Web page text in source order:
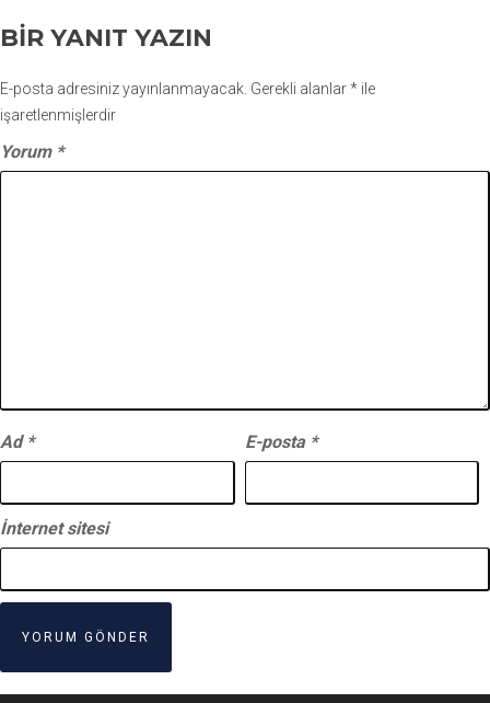
BIR YANIT YAZIN
E-posta adresiniz yayınlanmayacak. Gerekli alanlar* ile
işaretlenmişlerdir
Yorum *
Ad * E-posta *
İnternet sitesi